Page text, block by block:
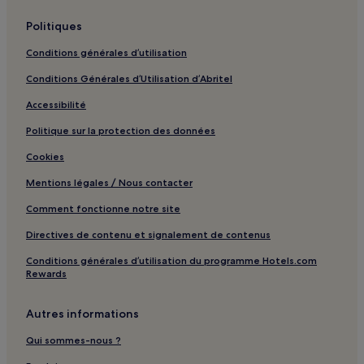
Nankin : hôtels Hôtels avec petit-déjeuner gratuit
Nankin : Appart’hôtels
Nankin : Maison d’hôtes
Nankin : hôtels Hôtels pas chers
Nankin : hôtels 4 étoiles
Nankin : hôtels Hôtels LGBTQIA+ friendly
Nankin : hôtels Hôtels avec sources chaudes
Nankin : hôtels
Zhenjiang : hôtels Hôtels avec piscine
Zhenjiang : hôtels Hôtels avec parking
Zhenjiang : hôtels Hôtels avec centre de fitness
Politiques
Conditions générales d’utilisation
Conditions Générales d’Utilisation d’Abritel
Accessibilité
Politique sur la protection des données
Cookies
Mentions légales / Nous contacter
Comment fonctionne notre site
Directives de contenu et signalement de contenus
Conditions générales d’utilisation du programme Hotels.com
Rewards
Autres informations
Qui sommes-nous ?